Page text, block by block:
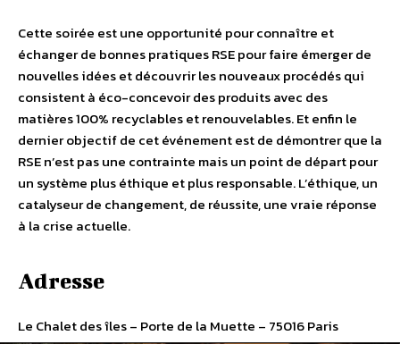
Cette soirée est une opportunité pour connaître et
échanger de bonnes pratiques RSE pour faire émerger de
nouvelles idées et découvrir les nouveaux procédés qui
consistent à éco-concevoir des produits avec des
matières 100% recyclables et renouvelables. Et enfin le
dernier objectif de cet événement est de démontrer que la
RSE n’est pas une contrainte mais un point de départ pour
un système plus éthique et plus responsable. L’éthique, un
catalyseur de changement, de réussite, une vraie réponse
à la crise actuelle.
Adresse
Le Chalet des îles – Porte de la Muette – 75016 Paris